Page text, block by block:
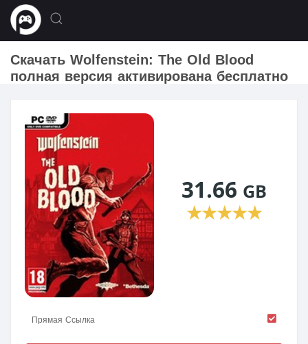
Скачать Wolfenstein: The Old Blood
полная версия активирована бесплатно
31.66 GB
★★★★★
Прямая Ссылка